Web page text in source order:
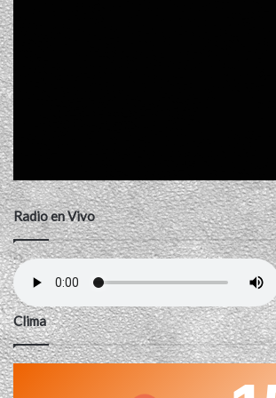
Radio en Vivo
Clima